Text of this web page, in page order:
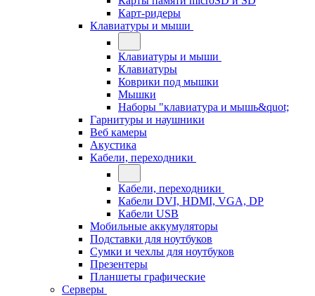
Карт-ридеры
Клавиатуры и мыши
Клавиатуры и мыши
Клавиатуры
Коврики под мышки
Мышки
Наборы "клавиатура и мышь&quot;
Гарнитуры и наушники
Веб камеры
Акустика
Кабели, переходники
Кабели, переходники
Кабели DVI, HDMI, VGA, DP
Кабели USB
Мобильные аккумуляторы
Подставки для ноутбуков
Сумки и чехлы для ноутбуков
Презентеры
Планшеты графические
Серверы